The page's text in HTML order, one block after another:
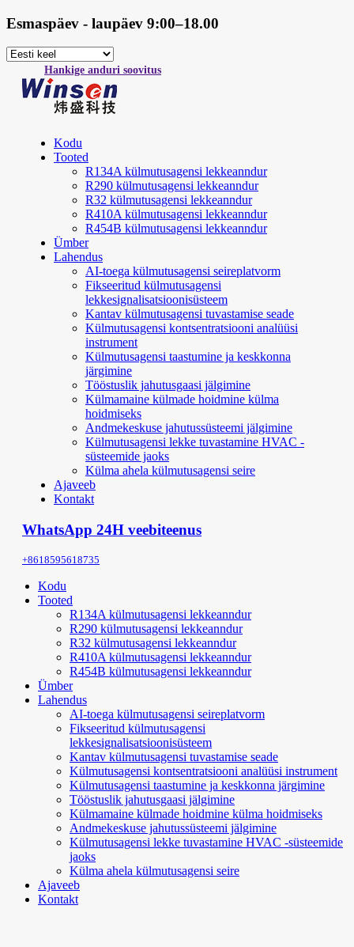
Esmaspäev - laupäev 9:00–18.00
Hankige anduri soovitus
Kodu
Tooted
R134A külmutusagensi lekkeanndur
R290 külmutusagensi lekkeanndur
R32 külmutusagensi lekkeanndur
R410A külmutusagensi lekkeanndur
R454B külmutusagensi lekkeanndur
Ümber
Lahendus
AI-toega külmutusagensi seireplatvorm
Fikseeritud külmutusagensi
lekkesignalisatsioonisüsteem
Kantav külmutusagensi tuvastamise seade
Külmutusagensi kontsentratsiooni analüüsi
instrument
Külmutusagensi taastumine ja keskkonna
järgimine
Tööstuslik jahutusgaasi jälgimine
Külmamaine külmade hoidmine külma
hoidmiseks
Andmekeskuse jahutussüsteemi jälgimine
Külmutusagensi lekke tuvastamine HVAC -
süsteemide jaoks
Külma ahela külmutusagensi seire
Ajaveeb
Kontakt
WhatsApp 24H veebiteenus
+8618595618735
Kodu
Tooted
R134A külmutusagensi lekkeanndur
R290 külmutusagensi lekkeanndur
R32 külmutusagensi lekkeanndur
R410A külmutusagensi lekkeanndur
R454B külmutusagensi lekkeanndur
Ümber
Lahendus
AI-toega külmutusagensi seireplatvorm
Fikseeritud külmutusagensi
lekkesignalisatsioonisüsteem
Kantav külmutusagensi tuvastamise seade
Külmutusagensi kontsentratsiooni analüüsi instrument
Külmutusagensi taastumine ja keskkonna järgimine
Tööstuslik jahutusgaasi jälgimine
Külmamaine külmade hoidmine külma hoidmiseks
Andmekeskuse jahutussüsteemi jälgimine
Külmutusagensi lekke tuvastamine HVAC -süsteemide
jaoks
Külma ahela külmutusagensi seire
Ajaveeb
Kontakt